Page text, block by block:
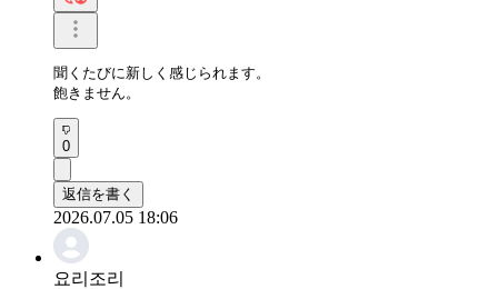
聞くたびに新しく感じられます。
飽きません。
0
返信を書く
2026.07.05 18:06
요리조리